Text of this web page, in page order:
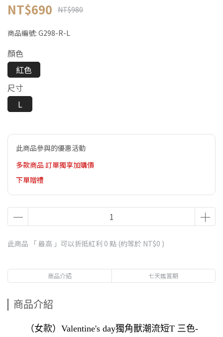
NT$690 NT$980
商品編號: G298-R-L
顏色
紅色
尺寸
L
此商品參與的優惠活動
多款商品 訂單獨享加購價
下單贈禮
此商品 「 最高 」可以折抵紅利 0 點 (約等於 NT$0 )
商品介紹 七天鑑賞期
商品介紹
（女款）Valentine's day獨角獸潮流短T 三色-